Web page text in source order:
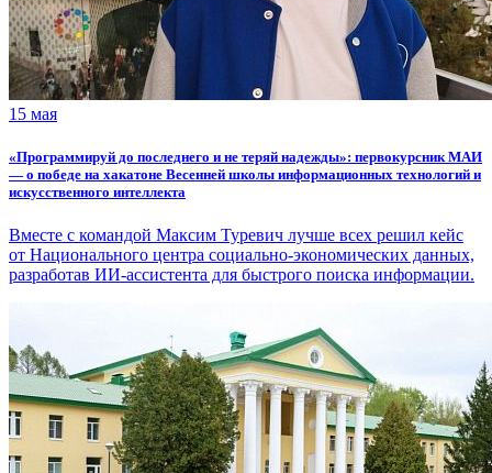
15 мая
«Программируй до последнего и не теряй надежды»: первокурсник МАИ
— о победе на хакатоне Весенней школы информационных технологий и
искусственного интеллекта
Вместе с командой Максим Туревич лучше всех решил кейс
от Национального центра социально-экономических данных,
разработав ИИ-ассистента для быстрого поиска информации.